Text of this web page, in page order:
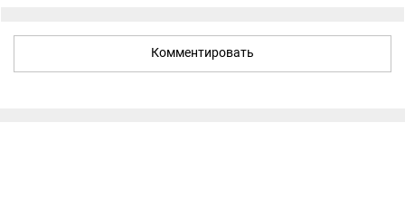
Комментировать